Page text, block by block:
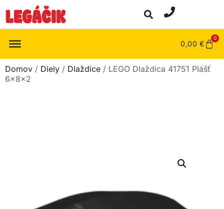
0,00 €
0
Domov / Diely / Dlaždice / LEGO Dlaždica 41751 Plášť
6x8x2